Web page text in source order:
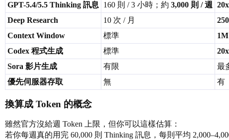
GPT-5.4/5.5 Thinking 訊息
160 則 / 3 小時；約 3,000 則 / 週
Deep Research
10 次 / 月
Context Window
標準
Codex 程式生成
標準
Sora 影片生成
有限
最
優先伺服器存取
無 有
換算成 Token 的概念
雖然官方沒給週 Token 上限，但你可以這樣估算：
若你每週真的用完 60,000 則 Thinking 訊息，每則平均